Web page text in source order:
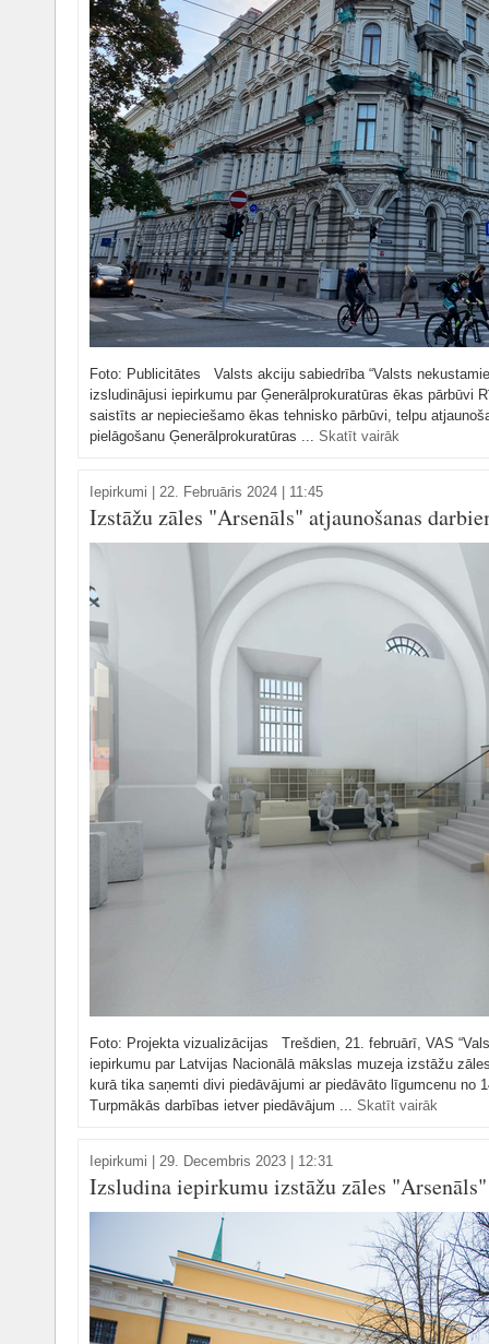
Foto: Publicitātes Valsts akciju sabiedrība “Valsts
izsludinājusi iepirkumu par Ģenerālprokuratūras ēkas pārbūvi
saistīts ar nepieciešamo ēkas tehnisko pārbūvi, telpu
pielāgošanu Ģenerālprokuratūras ... Skatīt vairāk
Iepirkumi 22. Februāris 2024 | 11:45
Izstāžu zāles "Arsenāls" atjaunošanas
Foto: Projekta vizualizācijas Trešdien, 21. februārī, VAS
iepirkumu par Latvijas Nacionālā mākslas muzeja izstāžu
kurā tika saņemti divi piedāvājumi ar piedāvāto līgumcenu no
Turpmākās darbības ietver piedāvājum ... Skatīt vairāk
Iepirkumi 29. Decembris 2023 | 12:31
Izsludina iepirkumu izstāžu zāles